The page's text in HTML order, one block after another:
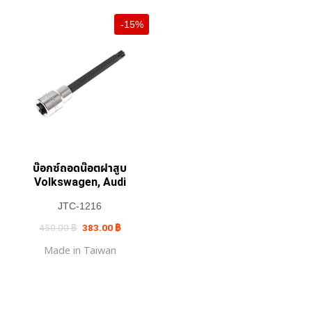
-15%
บ๊อกซ์ถอดน๊อตฝาสูบ
Volkswagen, Audi
JTC-1216
450.00฿ Original
price
450.00 ฿.
383.00 ฿Current
price
Made in Taiwan